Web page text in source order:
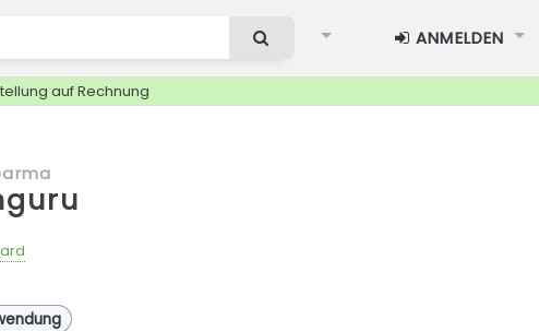
ANMELDEN
auf Rechnung